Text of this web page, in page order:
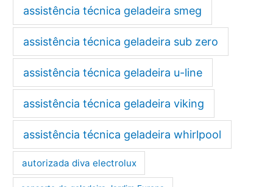
assistência técnica geladeira smeg
assistência técnica geladeira sub zero
assistência técnica geladeira u-line
assistência técnica geladeira viking
assistência técnica geladeira whirlpool
autorizada diva electrolux